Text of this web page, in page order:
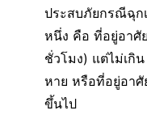
ประสบภัยกรณีฉุก
หนึ่ง คือ ที่อยู่อาศั
ชั่วโมง) แต่ไม่เกิ
หาย หรือที่อยู่อาศั
ขึ้นไป